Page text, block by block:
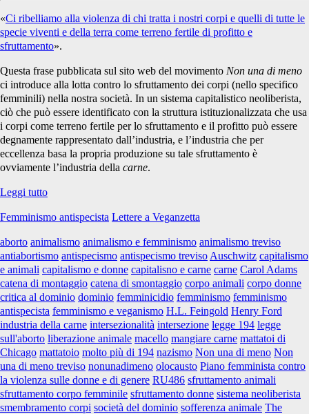
treviso</span>
«Ci ribelliamo alla violenza di chi tratta i nostri corpi e quelli di tutte le
specie viventi e della terra come terreno fertile di profitto e
sfruttamento».
Questa frase pubblicata sul sito web del movimento Non una di meno
ci introduce alla lotta contro lo sfruttamento dei corpi (nello specifico
femminili) nella nostra società. In un sistema capitalistico neoliberista,
ciò che può essere identificato con la struttura istituzionalizzata che usa
i corpi come terreno fertile per lo sfruttamento e il profitto può essere
degnamente rappresentato dall’industria, e l’industria che per
eccellenza basa la propria produzione su tale sfruttamento è
ovviamente l’industria della carne.
Leggi tuttoNon
(lotta
liberazione)
di
meno
Femminismo antispecista Lettere a Veganzetta
aborto animalismo animalismo e femminismo animalismo treviso
antiabortismo antispecismo antispecismo treviso Auschwitz capitalismo
e animali capitalismo e donne capitalisno e carne carne Carol Adams
catena di montaggio catena di smontaggio corpo animali corpo donne
critica al dominio dominio femminicidio femminismo femminismo
antispecista femminismo e veganismo H.L. Feingold Henry Ford
industria della carne intersezionalità intersezione legge 194 legge
sull'aborto liberazione animale macello mangiare carne mattatoi di
Chicago mattatoio molto più di 194 nazismo Non una di meno Non
una di meno treviso nonunadimeno olocausto Piano femminista contro
la violenza sulle donne e di genere RU486 sfruttamento animali
sfruttamento corpo femminile sfruttamento donne sistema neoliberista
smembramento corpi società del dominio sofferenza animale The